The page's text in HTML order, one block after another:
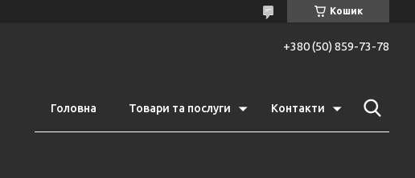
Кошик
+380 (50) 859-73-78
Головна Товари та послуги Контакти